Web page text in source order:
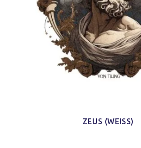
ZEUS (WEISS)